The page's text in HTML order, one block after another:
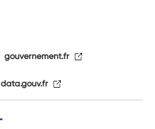
gouvernement.fr
data.gouv.fr